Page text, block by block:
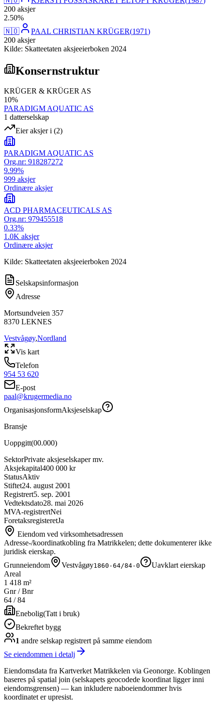
200 aksjer
2.50%
🇳🇴
PAAL CHRISTIAN KRÜGER(1971)
200 aksjer
Kilde: Skatteetaten aksjeeierboken 2024
Konsernstruktur
KRÜGER & KRÜGER AS
10%
PARADIGM AQUATIC AS
1 datterselskap
Eier aksjer i (2)
PARADIGM AQUATIC AS
Org.nr: 918287272
9.99%
999 aksjer
Ordinære aksjer
ACD PHARMACEUTICALS AS
Org.nr: 979455518
0.33%
1.0K aksjer
Ordinære aksjer
Kilde: Skatteetaten aksjeeierboken 2024
Selskapsinformasjon
Adresse
Mortsundveien 357
8370 LEKNES
Vestvågøy,Nordland
Vis kart
Telefon
954 53 620
E-post
paal@krugermedia.no
OrganisasjonsformAksjeselskap
Bransje
Uoppgitt(00.000)
SektorPrivate aksjeselskaper mv.
Aksjekapital400 000 kr
StatusAktiv
Stiftet24. august 2001
Registrert5. sep. 2001
Vedtektsdato28. mai 2026
MVA-registrertNei
ForetaksregisteretJa
Eiendom ved virksomhetsadressen
Adresse-/koordinatkobling fra Matrikkelen; dette dokumenterer ikke
juridisk eierskap.
Grunneiendom
Vestvågøy1860-64/84-0
Uavklart eierskap
Areal
1 418 m²
Gnr / Bnr
64 /84
Enebolig(Tatt i bruk)
Bekreftet bygg
1 andre selskap registrert på samme eiendom
Se eiendommen i detalj
Eiendomsdata fra Kartverket Matrikkelen via Geonorge. Koblingen
baseres på spatial join (selskapets geocodede koordinat ligger inni
eiendomsgrensen) — kan inkludere naboeiendommer hvis
koordinatet er upresist.